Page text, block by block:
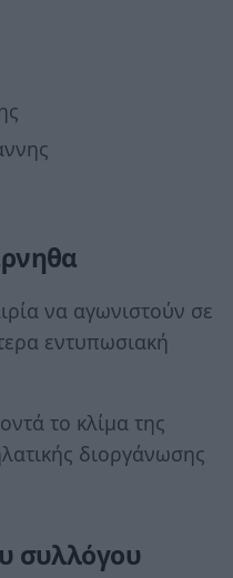
να αγωνιστούν σε
εντυπωσιακή
το κλίμα της
διοργάνωσης
συλλόγου